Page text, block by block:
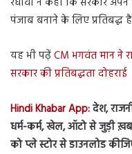
पंजाब बनाने के लिए प्रतिबद्ध
यह भी पढ़ेंCM भगवंत मान ने
सरकार की प्रतिबद्धता दोहराई
Hindi Khabar App:देश,
धर्म-कर्म, खेल, ऑटो से जुड़ी
को प्ले स्टोर से डाउनलोड